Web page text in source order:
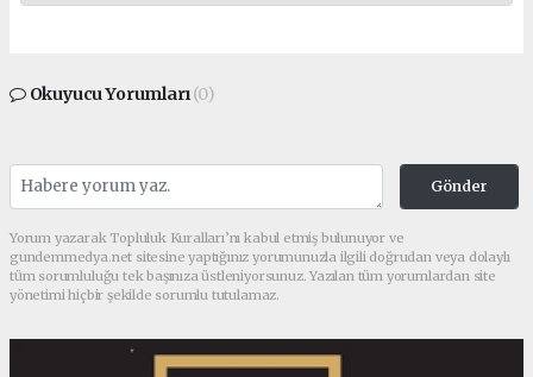
Okuyucu Yorumları(0)
Gönder
Yorum yazarak Topluluk Kuralları’nı kabul etmiş bulunuyor ve
gundemmedya.net sitesine yaptığınız yorumunuzla ilgili doğrudan veya dolaylı
tüm sorumluluğu tek başınıza üstleniyorsunuz. Yazılan tüm yorumlardan site
yönetimi hiçbir şekilde sorumlu tutulamaz.